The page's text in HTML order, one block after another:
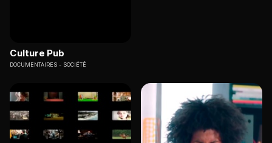
Culture Pub
DOCUMENTAIRES SOCIÉTÉ